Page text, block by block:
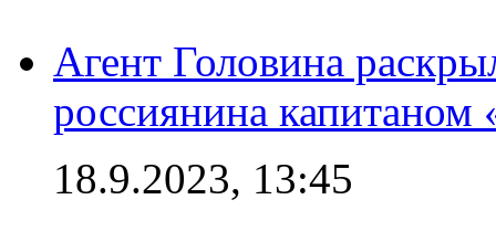
Агент Головина
россиянина
18.9.2023, 13:45